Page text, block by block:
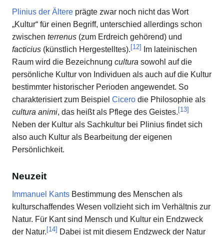
Plinius der Ältere prägte zwar noch nicht das Wort
„Kultur“ für einen Begriff, unterschied allerdings schon
zwischen terrenus (zum Erdreich gehörend) und
facticius (künstlich Hergestelltes). [12]
Im lateinischen
Raum wird die Bezeichnung cultura sowohl auf die
persönliche Kultur von Individuen als auch auf die Kultur
bestimmter historischer Perioden angewendet. So
charakterisiert zum Beispiel Cicero die Philosophie als
cultura animi, das heißt als Pflege des Geistes. [13]
Neben der Kultur als Sachkultur bei Plinius findet sich
also auch Kultur als Bearbeitung der eigenen
Persönlichkeit.
Neuzeit
Immanuel Kants Bestimmung des Menschen als
kulturschaffendes Wesen vollzieht sich im Verhältnis zur
Natur. Für Kant sind Mensch und Kultur ein Endzweck
der Natur.[14] Dabei ist mit diesem Endzweck der Natur